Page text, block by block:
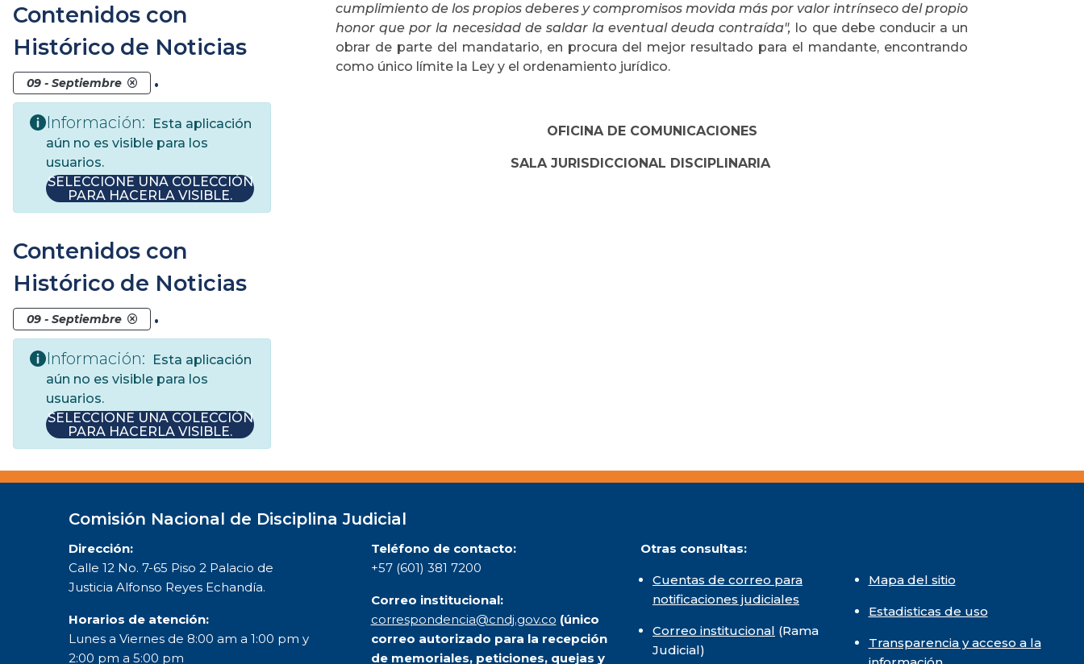
Contenidos con
Histórico de Noticias
09 - Septiembre .
Información:
Esta aplicación
aún no es visible para los
usuarios.
SELECCIONE UNA COLECCIÓN
PARA HACERLA VISIBLE.
Contenidos con
Histórico de Noticias
09 - Septiembre .
Información:
Esta aplicación
aún no es visible para los
usuarios.
SELECCIONE UNA COLECCIÓN
PARA HACERLA VISIBLE.
cumplimiento de los propios deberes y compromisos movida más por valor intrínseco del propio
honor que por la necesidad de saldar la eventual deuda contraída",
lo que debe conducir a un
obrar de parte del mandatario, en procura del mejor resultado para el mandante, encontrando
como único límite la Ley y el ordenamiento jurídico.
OFICINA DE COMUNICACIONES
SALA JURISDICCIONAL DISCIPLINARIA
Comisión Nacional de Disciplina Judicial
Dirección:
Calle 12 No. 7-65 Piso 2 Palacio de
Justicia Alfonso Reyes Echandía.
Horarios de atención:
Lunes a Viernes de 8:00 am a 1:00 pm y
2:00 pm a 5:00 pm
Teléfono de contacto:
+57 (601) 381 7200
Correo institucional:
correspondencia@cndj.gov.co (único
correo autorizado para la recepción
de memoriales, peticiones, quejas y
Otras consultas:
Cuentas de correo para
notificaciones judiciales
Correo institucional (Rama
Judicial)
Mapa del sitio
Estadisticas de uso
Transparencia y acceso a la